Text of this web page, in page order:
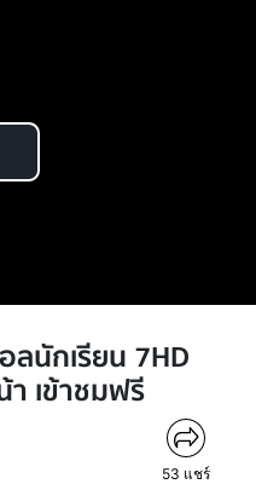
ลนักเรียน 7HD
เข้าชมฟรี
53 แชร์